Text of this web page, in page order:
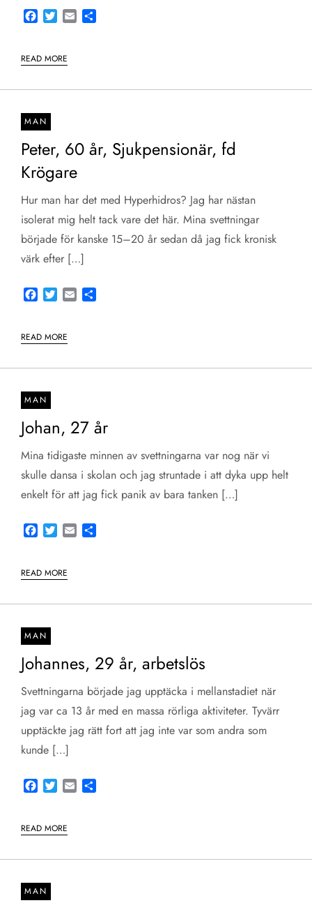
Facebook
TwitterEmail
READ MORE
MAN
Peter, 60 år, Sjukpensionär, fd
Krögare
Hur man har det med Hyperhidros? Jag har nästan
isolerat mig helt tack vare det här. Mina svettningar
började för kanske 15–20 år sedan då jag fick kronisk
värk efter […]
Facebook
TwitterEmail
READ MORE
MAN
Johan, 27 år
Mina tidigaste minnen av svettningarna var nog när vi
skulle dansa i skolan och jag struntade i att dyka upp helt
enkelt för att jag fick panik av bara tanken […]
Facebook
TwitterEmail
READ MORE
MAN
Johannes, 29 år, arbetslös
Svettningarna började jag upptäcka i mellanstadiet när
jag var ca 13 år med en massa rörliga aktiviteter. Tyvärr
upptäckte jag rätt fort att jag inte var som andra som
kunde […]
Facebook
TwitterEmail
READ MORE
MAN